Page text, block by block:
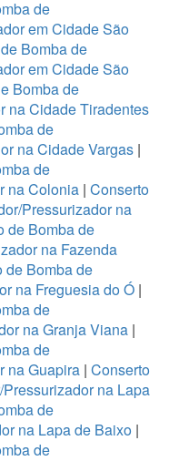
de
em Cidade São
Bomba de
em Cidade São
Bomba de
na Cidade Tiradentes
de
na Cidade Vargas |
de
na Colonia | Conserto
Pressurizador na
de Bomba de
na Fazenda
de Bomba de
na Freguesia do Ó |
de
na Granja Viana|
de
na Guapira| Conserto
na Lapa
de
na Lapa de Baixo |
de